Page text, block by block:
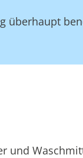
und